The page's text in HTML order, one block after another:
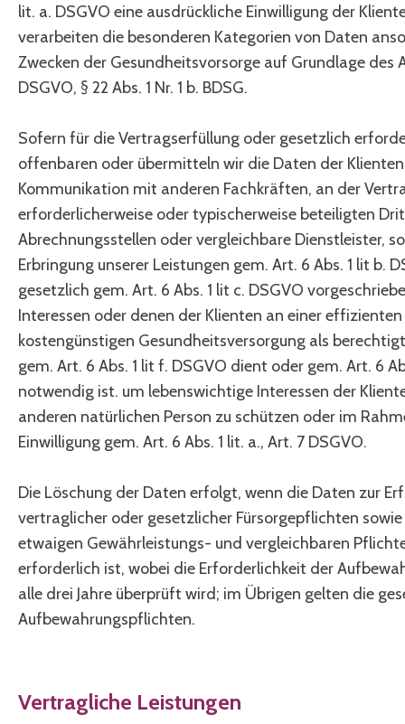
lit. a. DSGVO eine ausdrückliche Einwilligung der
verarbeiten die besonderen Kategorien von Daten
Zwecken der Gesundheitsvorsorge auf Grundlage des
DSGVO, § 22 Abs. 1 Nr. 1 b. BDSG.
Sofern für die Vertragserfüllung oder gesetzlich
offenbaren oder übermitteln wir die Daten der
Kommunikation mit anderen Fachkräften, an der
erforderlicherweise oder typischerweise beteiligten
Abrechnungsstellen oder vergleichbare Dienstleister,
Erbringung unserer Leistungen gem. Art. 6 Abs. 1 lit b.
gesetzlich gem. Art. 6 Abs. 1 lit c. DSGVO
Interessen oder denen der Klienten an einer
kostengünstigen Gesundheitsversorgung als
gem. Art. 6 Abs. 1 lit f. DSGVO dient oder gem. Art. 6
notwendig ist. um lebenswichtige Interessen der
anderen natürlichen Person zu schützen oder im
Einwilligung gem. Art. 6 Abs. 1 lit. a., Art. 7 DSGVO.
Die Löschung der Daten erfolgt, wenn die Daten zur
vertraglicher oder gesetzlicher Fürsorgepflichten
etwaigen Gewährleistungs- und vergleichbaren
erforderlich ist, wobei die Erforderlichkeit der
alle drei Jahre überprüft wird; im Übrigen gelten die
Aufbewahrungspflichten.
Vertragliche Leistungen